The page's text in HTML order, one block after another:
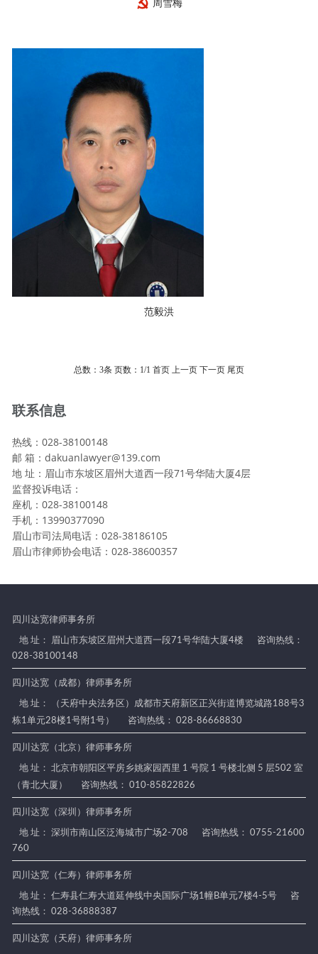
周雪梅
范毅洪
总数：3条 页数： 1/1 首页 上一页 下一页 尾页
联系信息
热线：028-38100148
邮 箱：dakuanlawyer@139.com
地 址：眉山市东坡区眉州大道西一段71号华陆大厦4层
监督投诉电话：
座机：028-38100148
手机：13990377090
眉山市司法局电话：028-38186105
眉山市律师协会电话：028-38600357
四川达宽律师事务所
地 址： 眉山市东坡区眉州大道西一段71号华陆大厦4楼
咨询热线：
028-38100148
四川达宽（成都）律师事务所
地 址： （天府中央法务区）成都市天府新区正兴街道博览城路188号3
栋1单元28楼1号附1号）
咨询热线： 028-86668830
四川达宽（北京）律师事务所
地 址： 北京市朝阳区平房乡姚家园西里 1 号院 1 号楼北侧 5 层502 室
（青北大厦）
咨询热线： 010-85822826
四川达宽（深圳）律师事务所
地 址： 深圳市南山区泛海城市广场2-708
咨询热线： 0755-21600
760
四川达宽（仁寿）律师事务所
地 址： 仁寿县仁寿大道延伸线中央国际广场1幢B单元7楼4-5号
咨
询热线： 028-36888387
四川达宽（天府）律师事务所